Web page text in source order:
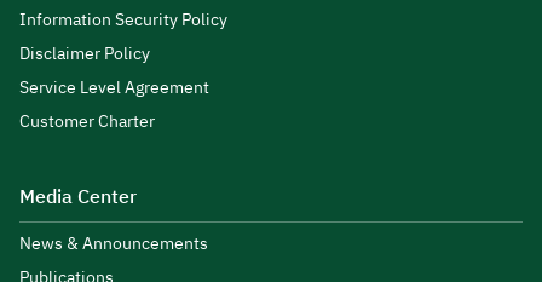
Information Security Policy
Disclaimer Policy
Service Level Agreement
Customer Charter
Media Center
News & Announcements